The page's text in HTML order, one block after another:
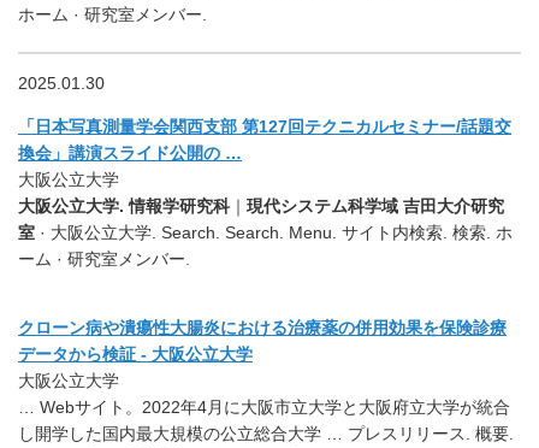
ホーム · 研究室メンバー.
2025.01.30
「日本写真測量学会関西支部 第127回テクニカルセミナー/話題交
換会」講演スライド公開の …
大阪公立大学
大阪公立大学. 情報学研究科 ｜ 現代システム科学域 吉田大介研究
室 · 大阪公立大学. Search. Search. Menu. サイト内検索. 検索. ホ
ーム · 研究室メンバー.
クローン病や潰瘍性大腸炎における治療薬の併用効果を保険診療
データから検証 - 大阪公立大学
大阪公立大学
… Webサイト。2022年4月に大阪市立大学と大阪府立大学が統合
し開学した国内最大規模の公立総合大学 … プレスリリース. 概要.